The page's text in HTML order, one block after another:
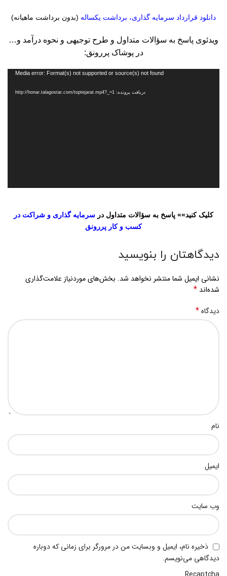
دانلود قرارداد سرمایه گذاری، برداشت یکساله (بدون برداشت ماهیانه)
ویدئوی پاسخ به سؤالات متداول و طرح توجیهی و نحوه درآمد و…
در پوشاک پررونق:
Media error: Format(s) not supported or source(s) not found
دریافت پرونده: http://honar.talagostar.com/toptejarat.mp4?_=1
کلیک کنید»» پاسخ به سؤالات متداول در سرمایه گذاری و شراکت در
کسب و کار پررونق
دیدگاهتان را بنویسید
نشانی ایمیل شما منتشر نخواهد شد. بخش‌های موردنیاز علامت‌گذاری
شده‌اند *
دیدگاه*
نام
ایمیل
وب‌ سایت
ذخیره نام، ایمیل و وبسایت من در مرورگر برای زمانی که دوباره
دیدگاهی می‌نویسم.